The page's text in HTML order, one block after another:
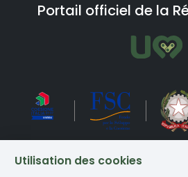
Portail officiel de la
Utilisation des cookies